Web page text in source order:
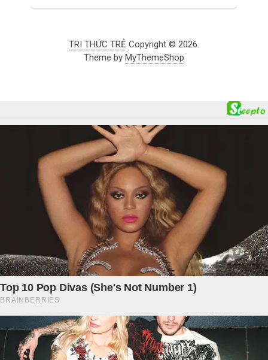
TRI THỨC TRẺ Copyright © 2026.
Theme by MyThemeShop